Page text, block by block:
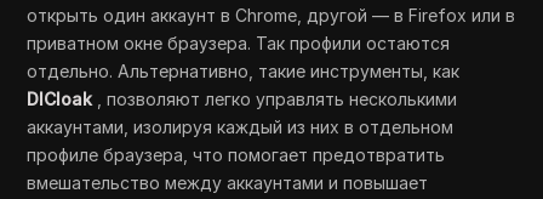
открыть один аккаунт в Chrome, другой — в Firefox или в
приватном окне браузера. Так профили остаются
отдельно. Альтернативно, такие инструменты, как
DICloak , позволяют легко управлять несколькими
аккаунтами, изолируя каждый из них в отдельном
профиле браузера, что помогает предотвратить
вмешательство между аккаунтами и повышает